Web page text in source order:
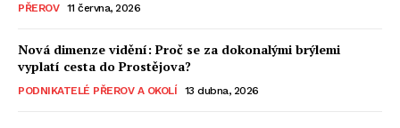
PŘEROV 11 června, 2026
Nová dimenze vidění: Proč se za dokonalými brýlemi
vyplatí cesta do Prostějova?
PODNIKATELÉ PŘEROV A OKOLÍ 13 dubna, 2026